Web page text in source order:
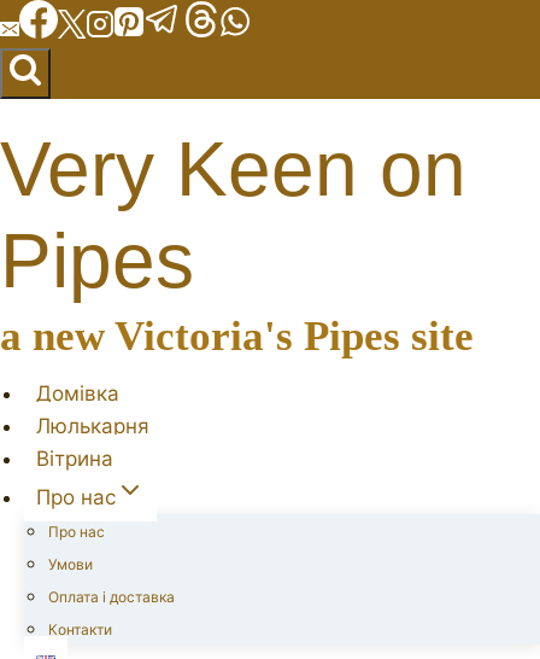
Перейти
до
вмісту
Very Keen on
Pipes
a new Victoria's Pipes site
Домівка
Люлькарня
Вітрина
Про нас
Про нас
Умови
Оплата і доставка
Контакти